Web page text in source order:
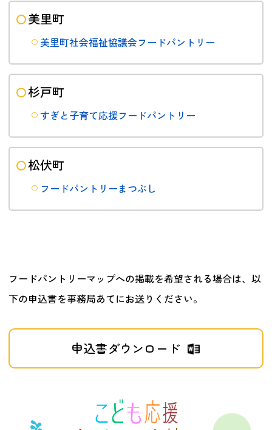
美里町
美里町社会福祉協議会フードパントリー
杉戸町
すぎと子育て応援フードパントリー
松伏町
フードパントリーまつぶし
フードパントリーマップへの掲載を希望される場合は、以
下の申込書を事務局あてにお送りください。
申込書ダウンロード